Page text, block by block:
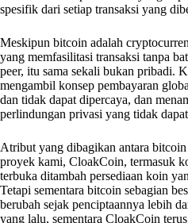
spesifik dari setiap transaksi yang
Meskipun bitcoin adalah
yang memfasilitasi transaksi tanpa
peer, itu sama sekali bukan pribadi.
mengambil konsep pembayaran
dan tidak dapat dipercaya, dan
perlindungan privasi yang tidak
Atribut yang dibagikan antara
proyek kami, CloakCoin, termasuk
terbuka ditambah persediaan koin
Tetapi sementara bitcoin sebagian
berubah sejak penciptaannya lebih
yang lalu, sementara CloakCoin